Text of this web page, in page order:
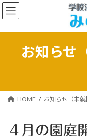
コ
ン
ン
プ
ナ
ビ
ー
動
お知らせ
HOME お知らせ（未就
４月の園庭